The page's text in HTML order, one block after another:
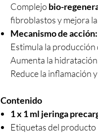
Complejo bio-
fibroblastos y mejora
Mecanismo de acción:
Estimula la producción
Aumenta la
Reduce la inflamación
Contenido
1 x 1 ml jeringa
Etiquetas del producto